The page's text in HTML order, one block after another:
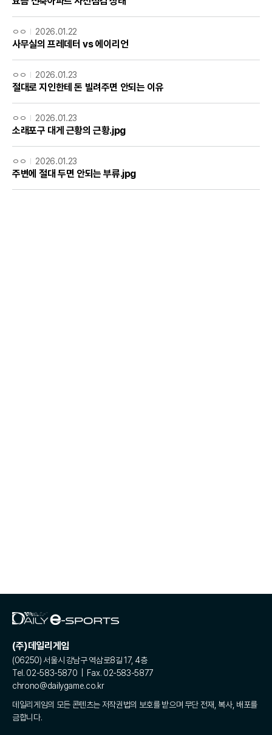
ㅇㅇ 2026.01.22
사무실의 프레데터 vs 에이리언
ㅇㅇ 2026.01.23
절대로 지인한테 돈 빌려주면 안되는 이유
ㅇㅇ 2026.01.23
소래포구 대게 근황의 근황.jpg
ㅇㅇ 2026.01.23
주변에 절대 두면 안되는 부류.jpg
(주)데일리게임
(06250) 서울시 강남구 역삼로8길 17, 4층
Tel. 02-583-5870 | Fax. 02-583-5877
chrono@dailygame.co.kr
데일리게임의 모든 콘텐츠는 저작권법의 보호를 받으며 무단 전재, 복사, 배포를
금합니다.